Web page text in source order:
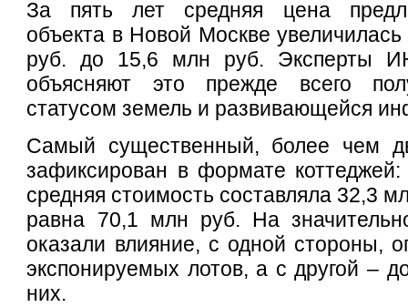
За пять лет средняя цена
объекта в Новой Москве
руб. до 15,6 млн руб. Эксперты
объясняют это прежде всего
статусом земель и развивающейся
Самый существенный, более чем
зафиксирован в формате
средняя стоимость составляла 32,3
равна 70,1 млн руб. На
оказали влияние, с одной стороны,
экспонируемых лотов, а с другой –
них.